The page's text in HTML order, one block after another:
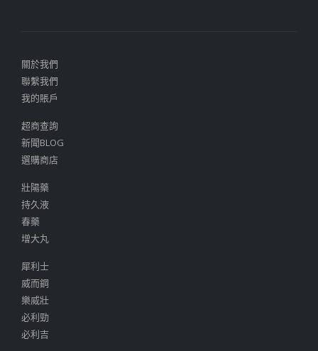
關於我們
聯繫我們
我的賬戶
超商查詢
新聞BLOG
選購商店
壯陽藥
持久液
春藥
增大丸
犀利士
威而鋼
樂威壯
必利勁
必利吉